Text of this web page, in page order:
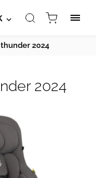
2024
2024